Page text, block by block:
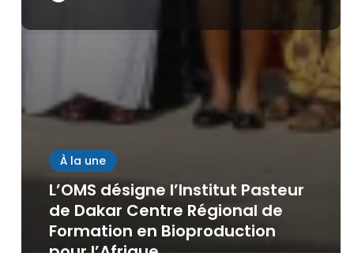
À la une
L’OMS désigne l’Institut Pasteur
de Dakar Centre Régional de
Formation en Bioproduction
pour l’Afrique
Save my name, email, and website in this browser
for the next time I comment.